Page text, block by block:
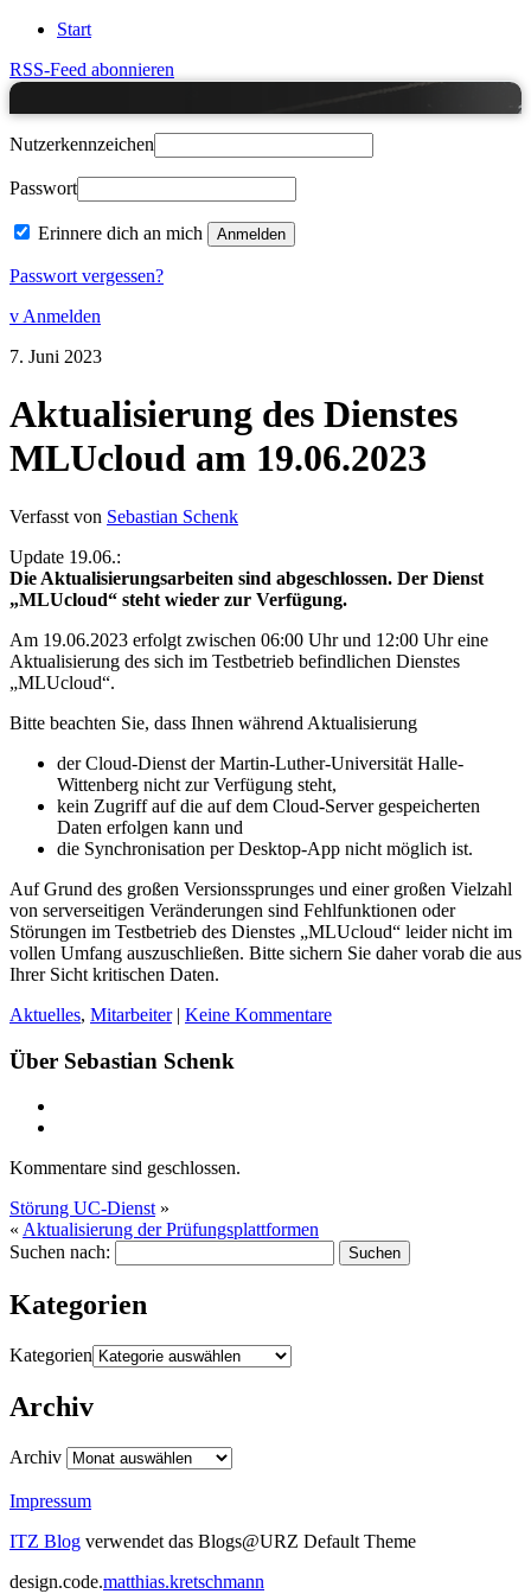
Start
RSS-Feed abonnieren
Nutzerkennzeichen
Passwort
Erinnere dich an mich
Passwort vergessen?
v Anmelden
7. Juni 2023
Aktualisierung des Dienstes
MLUcloud am 19.06.2023
Verfasst von Sebastian Schenk
Update 19.06.:
Die Aktualisierungsarbeiten sind abgeschlossen. Der Dienst
„MLUcloud“ steht wieder zur Verfügung.
Am 19.06.2023 erfolgt zwischen 06:00 Uhr und 12:00 Uhr eine
Aktualisierung des sich im Testbetrieb befindlichen Dienstes
„MLUcloud“.
Bitte beachten Sie, dass Ihnen während Aktualisierung
der Cloud-Dienst der Martin-Luther-Universität Halle-
Wittenberg nicht zur Verfügung steht,
kein Zugriff auf die auf dem Cloud-Server gespeicherten
Daten erfolgen kann und
die Synchronisation per Desktop-App nicht möglich ist.
Auf Grund des großen Versionssprunges und einer großen Vielzahl
von serverseitigen Veränderungen sind Fehlfunktionen oder
Störungen im Testbetrieb des Dienstes „MLUcloud“ leider nicht im
vollen Umfang auszuschließen. Bitte sichern Sie daher vorab die aus
Ihrer Sicht kritischen Daten.
Aktuelles, Mitarbeiter| Keine Kommentare
Über Sebastian Schenk
Kommentare sind geschlossen.
Störung UC-Dienst »
« Aktualisierung der Prüfungsplattformen
Suchen nach:
Kategorien
Kategorien
Archiv
Archiv
Impressum
ITZ Blog verwendet das Blogs@URZ Default Theme
design.code.matthias.kretschmann